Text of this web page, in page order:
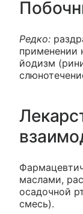
Редко:
применении
йодизм
маслами,
осадочной
смесь).